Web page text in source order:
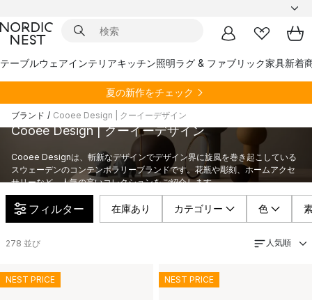
テーブルウェアインテリアキッチン照明ラグ & ファブリック家具新着
夏の新作をチェック
ブランド / Cooee Design | クーイーデザイン
Cooee Design | クーイーデザイン
Cooee Designは、斬新なデザインでデザイン界に旋風を巻き起こしている
スウェーデンのコンテンポラリーブランドです。花瓶や彫刻、ホームアクセ
サリーなど、人気の高いコレクションをご紹介します。
フィルター 在庫あり カテゴリー 色
278 並び 人気順
NEST PRICE NEST PRICE